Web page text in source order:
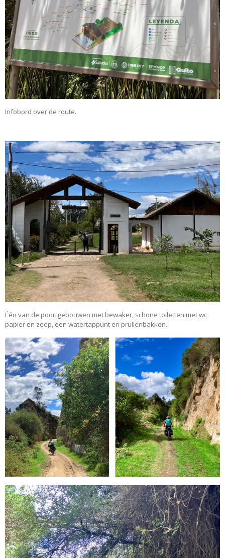
Infobord over de route.
Één van de poortgebouwen met bewaker, schone toiletten met wc
papier en zeep, een watertappunt en prullenbakken.